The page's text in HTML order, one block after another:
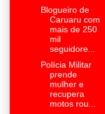
Blogueiro de
Caruaru com
mais de 250
mil
seguidore...
Polícia Militar
prende
mulher e
recupera
motos rou...